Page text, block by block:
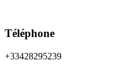
Téléphone
+33428295239